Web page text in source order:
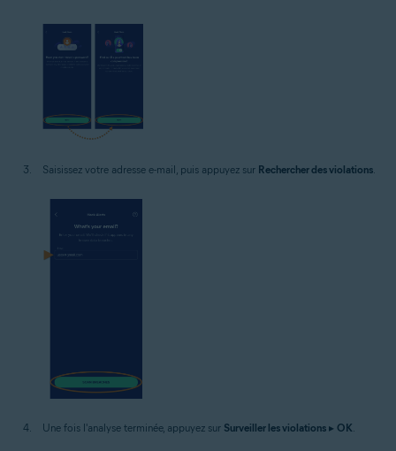
Saisissez votre adresse e-mail, puis appuyez sur Rechercher des violations
Une fois l'analyse terminée, appuyez sur Surveiller les violations ▸ OK